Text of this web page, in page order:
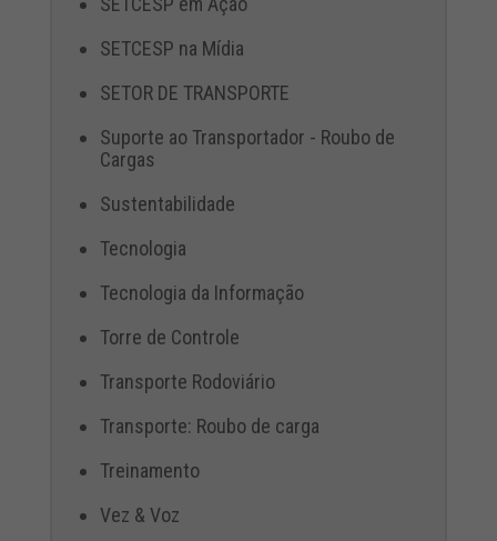
SETCESP na Mídia
SETOR DE TRANSPORTE
Suporte ao Transportador - Roubo de
Cargas
Sustentabilidade
Tecnologia
Tecnologia da Informação
Torre de Controle
Transporte Rodoviário
Transporte: Roubo de carga
Treinamento
Vez & Voz